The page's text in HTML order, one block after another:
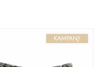
KAMPANJ!